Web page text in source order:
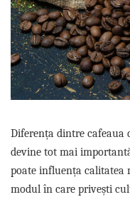
Complementare
Capace
Cesti si farfurii
Diverse
Lattiere
Palete cafea
Consumabile
Cappucino instant
Ciocolata calda
Diferența dintre cafeaua
devine tot mai
poate influența calitatea
modul în care privești